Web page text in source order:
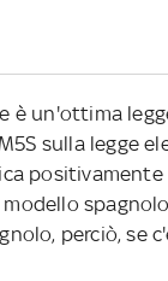
è un'ottima
sulla legge
perciò, se